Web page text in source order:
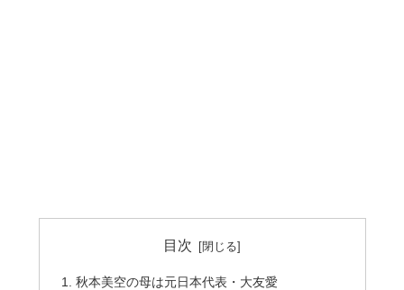
目次
秋本美空の母は元日本代表・大友愛